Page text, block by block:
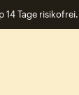
14 Tage risikofrei.